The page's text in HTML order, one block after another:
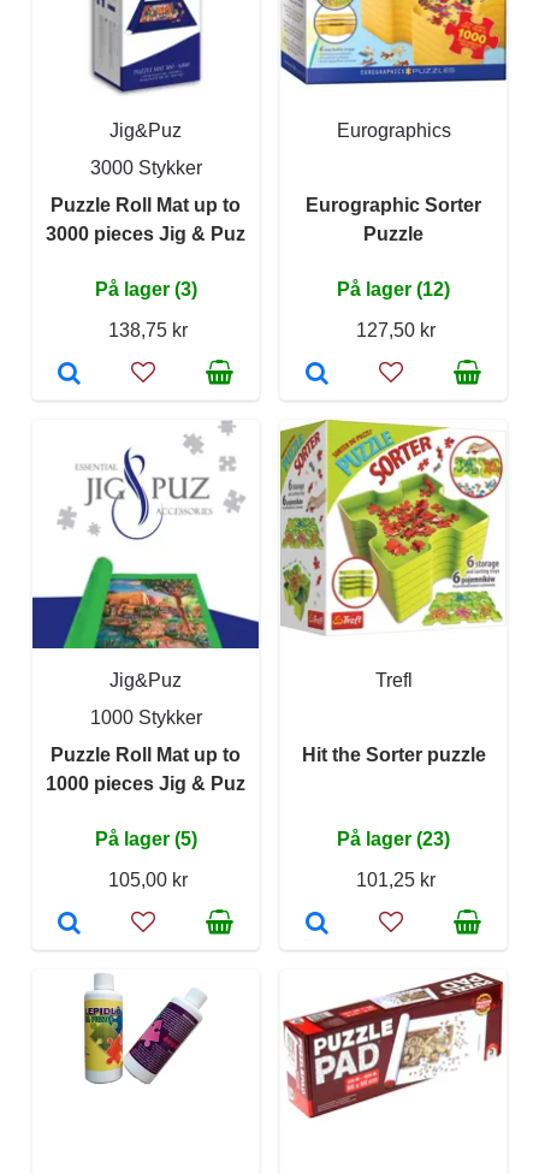
Jig&Puz
3000 Stykker
Puzzle Roll Mat up to
3000 pieces Jig & Puz
På lager (3)
138,75 kr
Eurographics
Eurographic Sorter
Puzzle
På lager (12)
127,50 kr
Jig&Puz
1000 Stykker
Puzzle Roll Mat up to
1000 pieces Jig & Puz
På lager (5)
105,00 kr
Trefl
Hit the Sorter puzzle
På lager (23)
101,25 kr